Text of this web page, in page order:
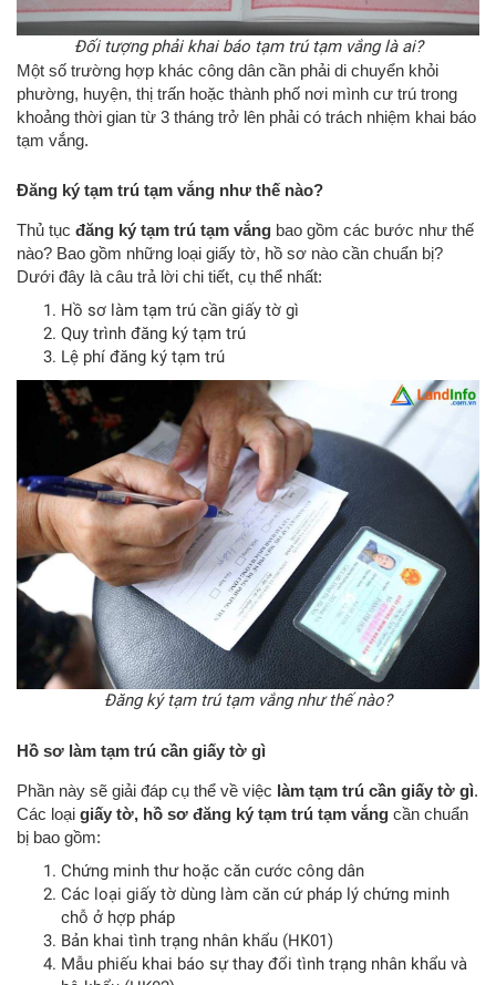
Đối tượng phải khai báo tạm trú tạm vắng là ai?
Một số trường hợp khác công dân cần phải di chuyển khỏi
phường, huyện, thị trấn hoặc thành phố nơi mình cư trú trong
khoảng thời gian từ 3 tháng trở lên phải có trách nhiệm khai báo
tạm vắng.
Đăng ký tạm trú tạm vắng như thế nào?
Thủ tục đăng ký tạm trú tạm vắng bao gồm các bước như thế
nào? Bao gồm những loại giấy tờ, hồ sơ nào cần chuẩn bị?
Dưới đây là câu trả lời chi tiết, cụ thể nhất:
Hồ sơ làm tạm trú cần giấy tờ gì
Quy trình đăng ký tạm trú
Lệ phí đăng ký tạm trú
Đăng ký tạm trú tạm vắng như thế nào?
Hồ sơ làm tạm trú cần giấy tờ gì
Phần này sẽ giải đáp cụ thể về việc làm tạm trú cần giấy tờ gì.
Các loại giấy tờ, hồ sơ đăng ký tạm trú tạm vắng cần chuẩn
bị bao gồm:
Chứng minh thư hoặc căn cước công dân
Các loại giấy tờ dùng làm căn cứ pháp lý chứng minh
chỗ ở hợp pháp
Bản khai tình trạng nhân khẩu (HK01)
Mẫu phiếu khai báo sự thay đổi tình trạng nhân khẩu và